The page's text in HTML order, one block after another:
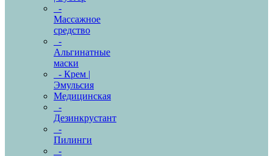
-
Массажное
средство
-
Альгинатные
маски
- Крем |
Эмульсия
Медицинская
-
Дезинкрустант
-
Пилинги
-